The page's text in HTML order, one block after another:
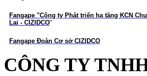
Fangape "Công ty Phát triển hạ tầng KCN Chu
Lai - CIZIDCO"
Fangape Đoàn Cơ sở CIZIDCO
CÔNG TY